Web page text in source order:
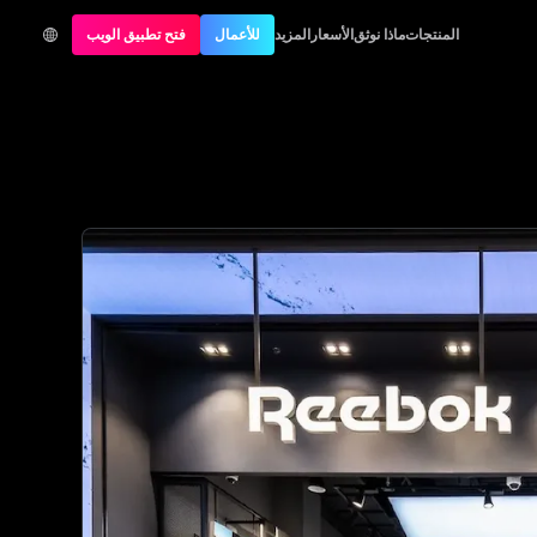
المنتجاتماذا نوثقالأسعار المزيد للأعمال فتح تطبيق الويب